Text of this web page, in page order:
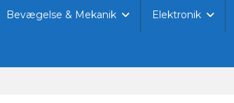
Bevægelse & Mekanik Elektronik